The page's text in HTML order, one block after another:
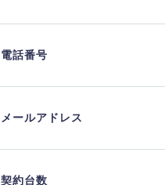
電話番号
メールアドレス
契約台数